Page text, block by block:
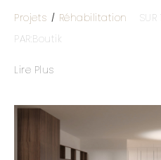
Projets Réhabilitation
PAR:Boutik
Lire Plus